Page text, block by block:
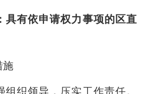
具有依申请权力事项的区直
施
组织领导， 压实工作责任。